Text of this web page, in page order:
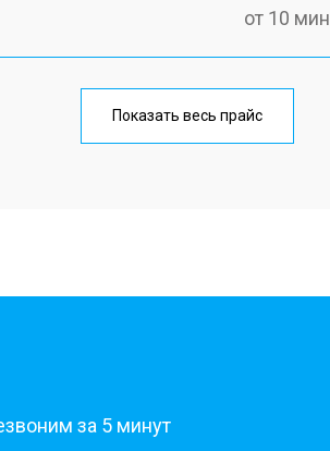
от 10 мин
от 40 мин
Показать весь прайс
за 5 минут